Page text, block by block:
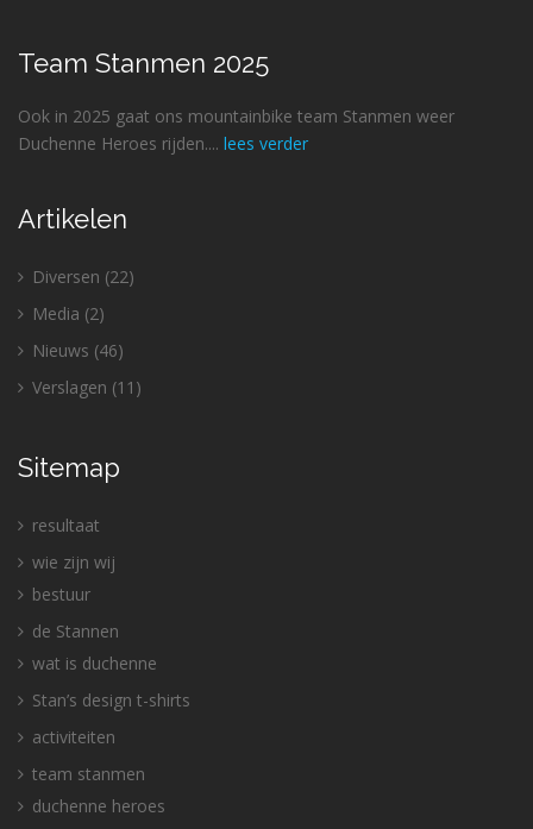
Team Stanmen 2025
Ook in 2025 gaat ons mountainbike team Stanmen weer
Duchenne Heroes rijden.... lees verder
Artikelen
Diversen (22)
Media (2)
Nieuws (46)
Verslagen (11)
Sitemap
resultaat
wie zijn wij
bestuur
de Stannen
wat is duchenne
Stan’s design t-shirts
activiteiten
team stanmen
duchenne heroes